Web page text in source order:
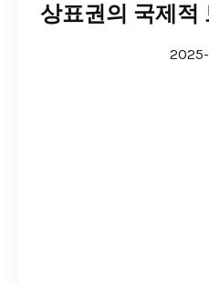
상표권의 국제적
2025-